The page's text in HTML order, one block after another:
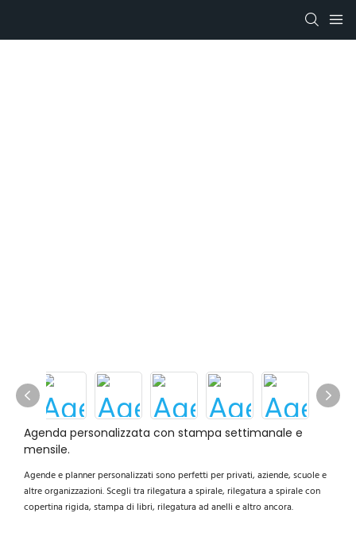
Agenda personalizzata con stampa settimanale e
mensile.
Agende e planner personalizzati sono perfetti per privati, aziende, scuole e
altre organizzazioni. Scegli tra rilegatura a spirale, rilegatura a spirale con
copertina rigida, stampa di libri, rilegatura ad anelli e altro ancora.